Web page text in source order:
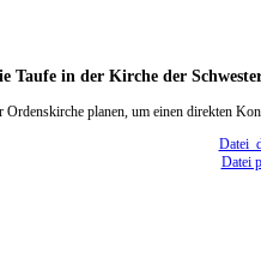
Taufe in der Kirche der
Ordenskirche planen, um einen direkten
Datei
Datei